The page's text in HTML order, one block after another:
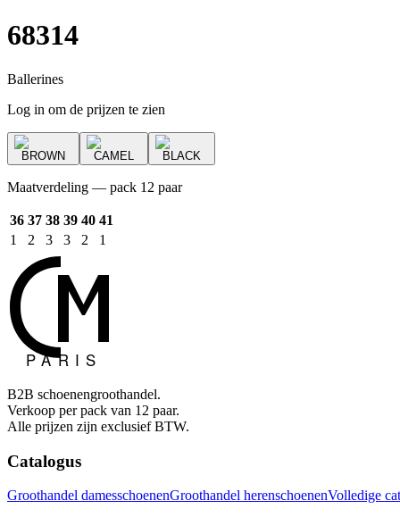
68314
Ballerines
Log in om de prijzen te zien
BROWN CAMEL BLACK
Maatverdeling — pack 12 paar
36 37 38 39 40 41
1
2 3 3 2 1
B2B schoenengroothandel.
Verkoop per pack van 12 paar.
Alle prijzen zijn exclusief BTW.
Catalogus
Groothandel damesschoenenGroothandel herenschoenenVolledige